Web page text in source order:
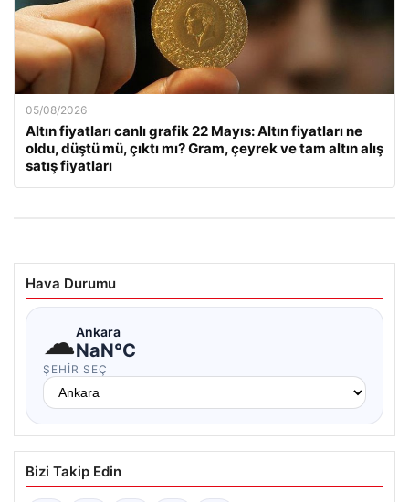
05/08/2026
Altın fiyatları canlı grafik 22 Mayıs: Altın fiyatları ne
oldu, düştü mü, çıktı mı? Gram, çeyrek ve tam altın alış
satış fiyatları
Hava Durumu
☁Ankara
NaN°C
ŞEHIR SEÇ
Bizi Takip Edin